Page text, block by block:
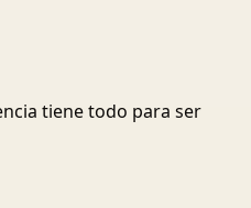
tiene todo para ser